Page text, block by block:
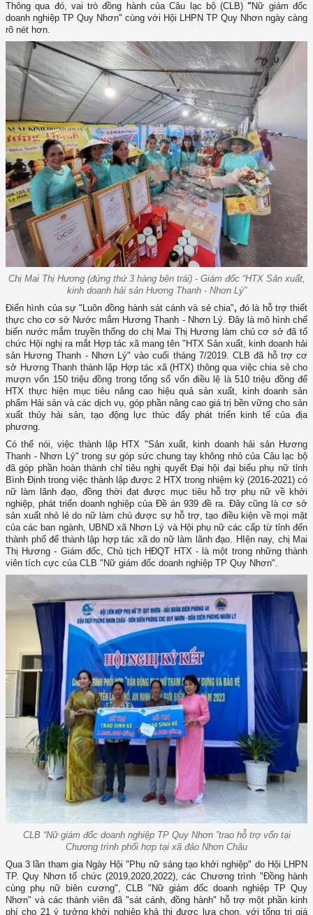
Thông qua đó, vai trò đồng hành của Câu lạc bộ (CLB) "Nữ giám đốc
doanh nghiệp TP Quy Nhơn" cùng với Hội LHPN TP Quy Nhơn ngày càng
rõ nét hơn.
Chị Mai Thị Hương (đứng thứ 3 hàng bên trái) - Giám đốc “HTX Sản xuất,
kinh doanh hải sản Hương Thanh - Nhơn Lý”
Điển hình của sự "Luôn đồng hành sát cánh và sẻ chia", đó là hỗ trợ thiết
thực cho cơ sở Nước mắm Hương Thanh - Nhơn Lý. Đây là mô hình chế
biến nước mắm truyền thống do chị Mai Thị Hương làm chủ cơ sở đã tổ
chức Hội nghị ra mắt Hợp tác xã mang tên "HTX Sản xuất, kinh doanh hải
sản Hương Thanh - Nhơn Lý" vào cuối tháng 7/2019. CLB đã hỗ trợ cơ
sở Hương Thanh thành lập Hợp tác xã (HTX) thông qua việc chia sẻ cho
mượn vốn 150 triệu đồng trong tổng số vốn điều lệ là 510 triệu đồng để
HTX thực hiện mục tiêu nâng cao hiệu quả sản xuất, kinh doanh sản
phẩm Hải sản và các dịch vụ, góp phần nâng cao giá trị bền vững cho sản
xuất thủy hải sản, tạo động lực thúc đẩy phát triển kinh tế của địa
phương.
Có thể nói, việc thành lập HTX "Sản xuất, kinh doanh hải sản Hương
Thanh - Nhơn Lý" trong sự góp sức chung tay không nhỏ của Câu lạc bộ
đã góp phần hoàn thành chỉ tiêu nghị quyết Đại hội đại biểu phụ nữ tỉnh
Bình Định trong việc thành lập được 2 HTX trong nhiệm kỳ (2016-2021) có
nữ làm lãnh đạo, đồng thời đạt được mục tiêu hỗ trợ phụ nữ về khởi
nghiệp, phát triển doanh nghiệp của Đề án 939 đề ra. Đây cũng là cơ sở
sản xuất nhỏ lẻ do nữ làm chủ được sự hỗ trợ, tạo điều kiện về mọi mặt
của các ban ngành, UBND xã Nhơn Lý và Hội phụ nữ các cấp từ tỉnh đến
thành phố để thành lập hợp tác xã do nữ làm lãnh đạo. HIện nay, chị Mai
Thị Hương - Giám đốc, Chủ tịch HĐQT HTX - là một trong những thành
viên tích cực của CLB "Nữ giám đốc doanh nghiệp TP Quy Nhơn".
CLB “Nữ giám đốc doanh nghiệp TP Quy Nhơn ”trao hỗ trợ vốn tại
Chương trình phối hợp tại xã đảo Nhơn Châu
Qua 3 lần tham gia Ngày Hội "Phụ nữ sáng tạo khởi nghiệp" do Hội LHPN
TP. Quy Nhơn tổ chức (2019,2020,2022), các Chương trình "Đồng hành
cùng phụ nữ biên cương", CLB "Nữ giám đốc doanh nghiệp TP Quy
Nhơn" và các thành viên đã "sát cánh, đồng hành" hỗ trợ một phần kinh
phí cho 21 ý tưởng khởi nghiệp khả thi được lựa chọn, với tổng trị giá